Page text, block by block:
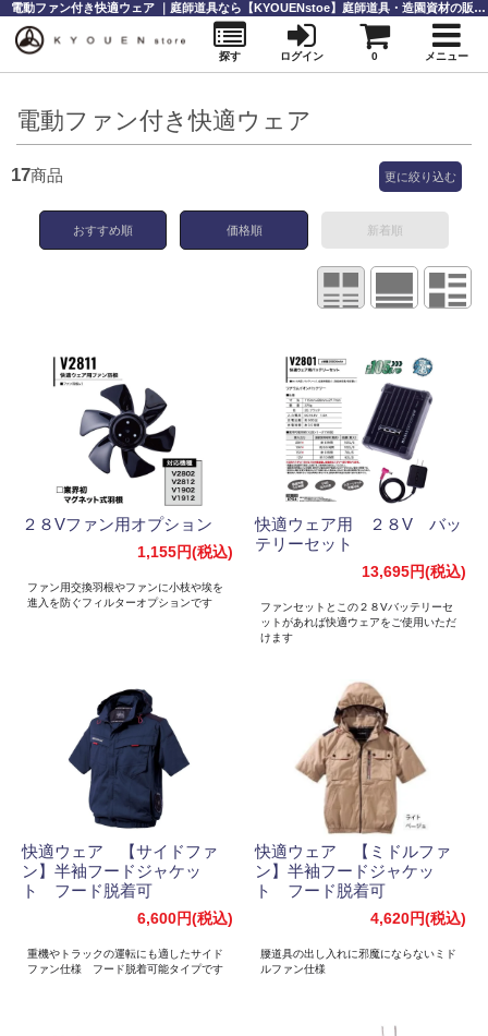
電動ファン付き快適ウェア
17商品 更に絞り込む
おすすめ順 価格順 新着順
２８Vファン用オプション
1,155円(税込)
ファン用交換羽根やファンに小枝や埃を
進入を防ぐフィルターオプションです
快適ウェア用 ２８V バッ
テリーセット
13,695円(税込)
ファンセットとこの２８Vバッテリーセ
ットがあれば快適ウェアをご使用いただ
けます
快適ウェア 【サイドファ
ン】半袖フードジャケッ
ト フード脱着可
6,600円(税込)
重機やトラックの運転にも適したサイド
ファン仕様 フード脱着可能タイプです
快適ウェア 【ミドルファ
ン】半袖フードジャケッ
ト フード脱着可
4,620円(税込)
腰道具の出し入れに邪魔にならないミド
ルファン仕様
電動ファン付き快適ウェア ｜庭師道具なら【KYOUENstoe】庭師道具・造園資材の販売と通販
探す ログイン 0 メニュー